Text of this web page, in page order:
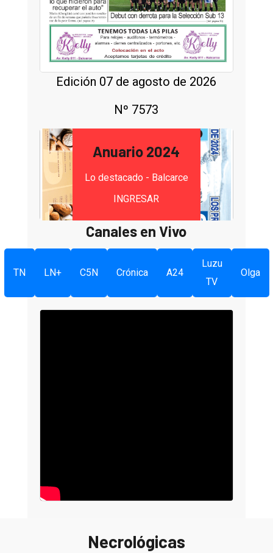
Edición 07 de agosto de 2026
Nº 7573
Anuario 2024
Lo destacado - Balcarce
INGRESAR
Canales en Vivo
TN LN+ C5N Crónica A24
Luzu
TV
Olga
Necrológicas